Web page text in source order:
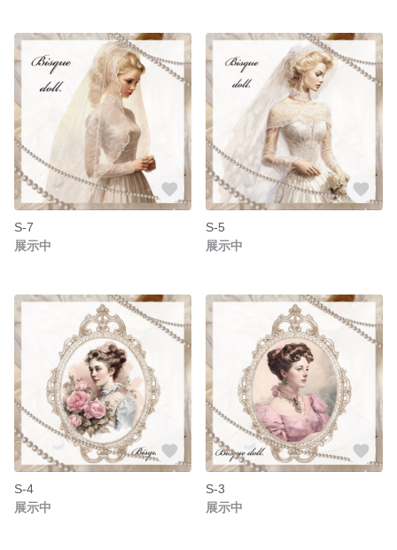
S-7
展示中
S-5
展示中
S-4
展示中
S-3
展示中